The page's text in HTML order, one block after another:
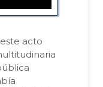
acto